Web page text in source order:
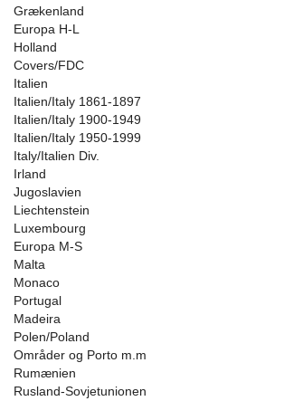
Grækenland
Europa H-L
Holland
Covers/FDC
Italien
Italien/Italy 1861-1897
Italien/Italy 1900-1949
Italien/Italy 1950-1999
Italy/Italien Div.
Irland
Jugoslavien
Liechtenstein
Luxembourg
Europa M-S
Malta
Monaco
Portugal
Madeira
Polen/Poland
Områder og Porto m.m
Rumænien
Rusland-Sovjetunionen